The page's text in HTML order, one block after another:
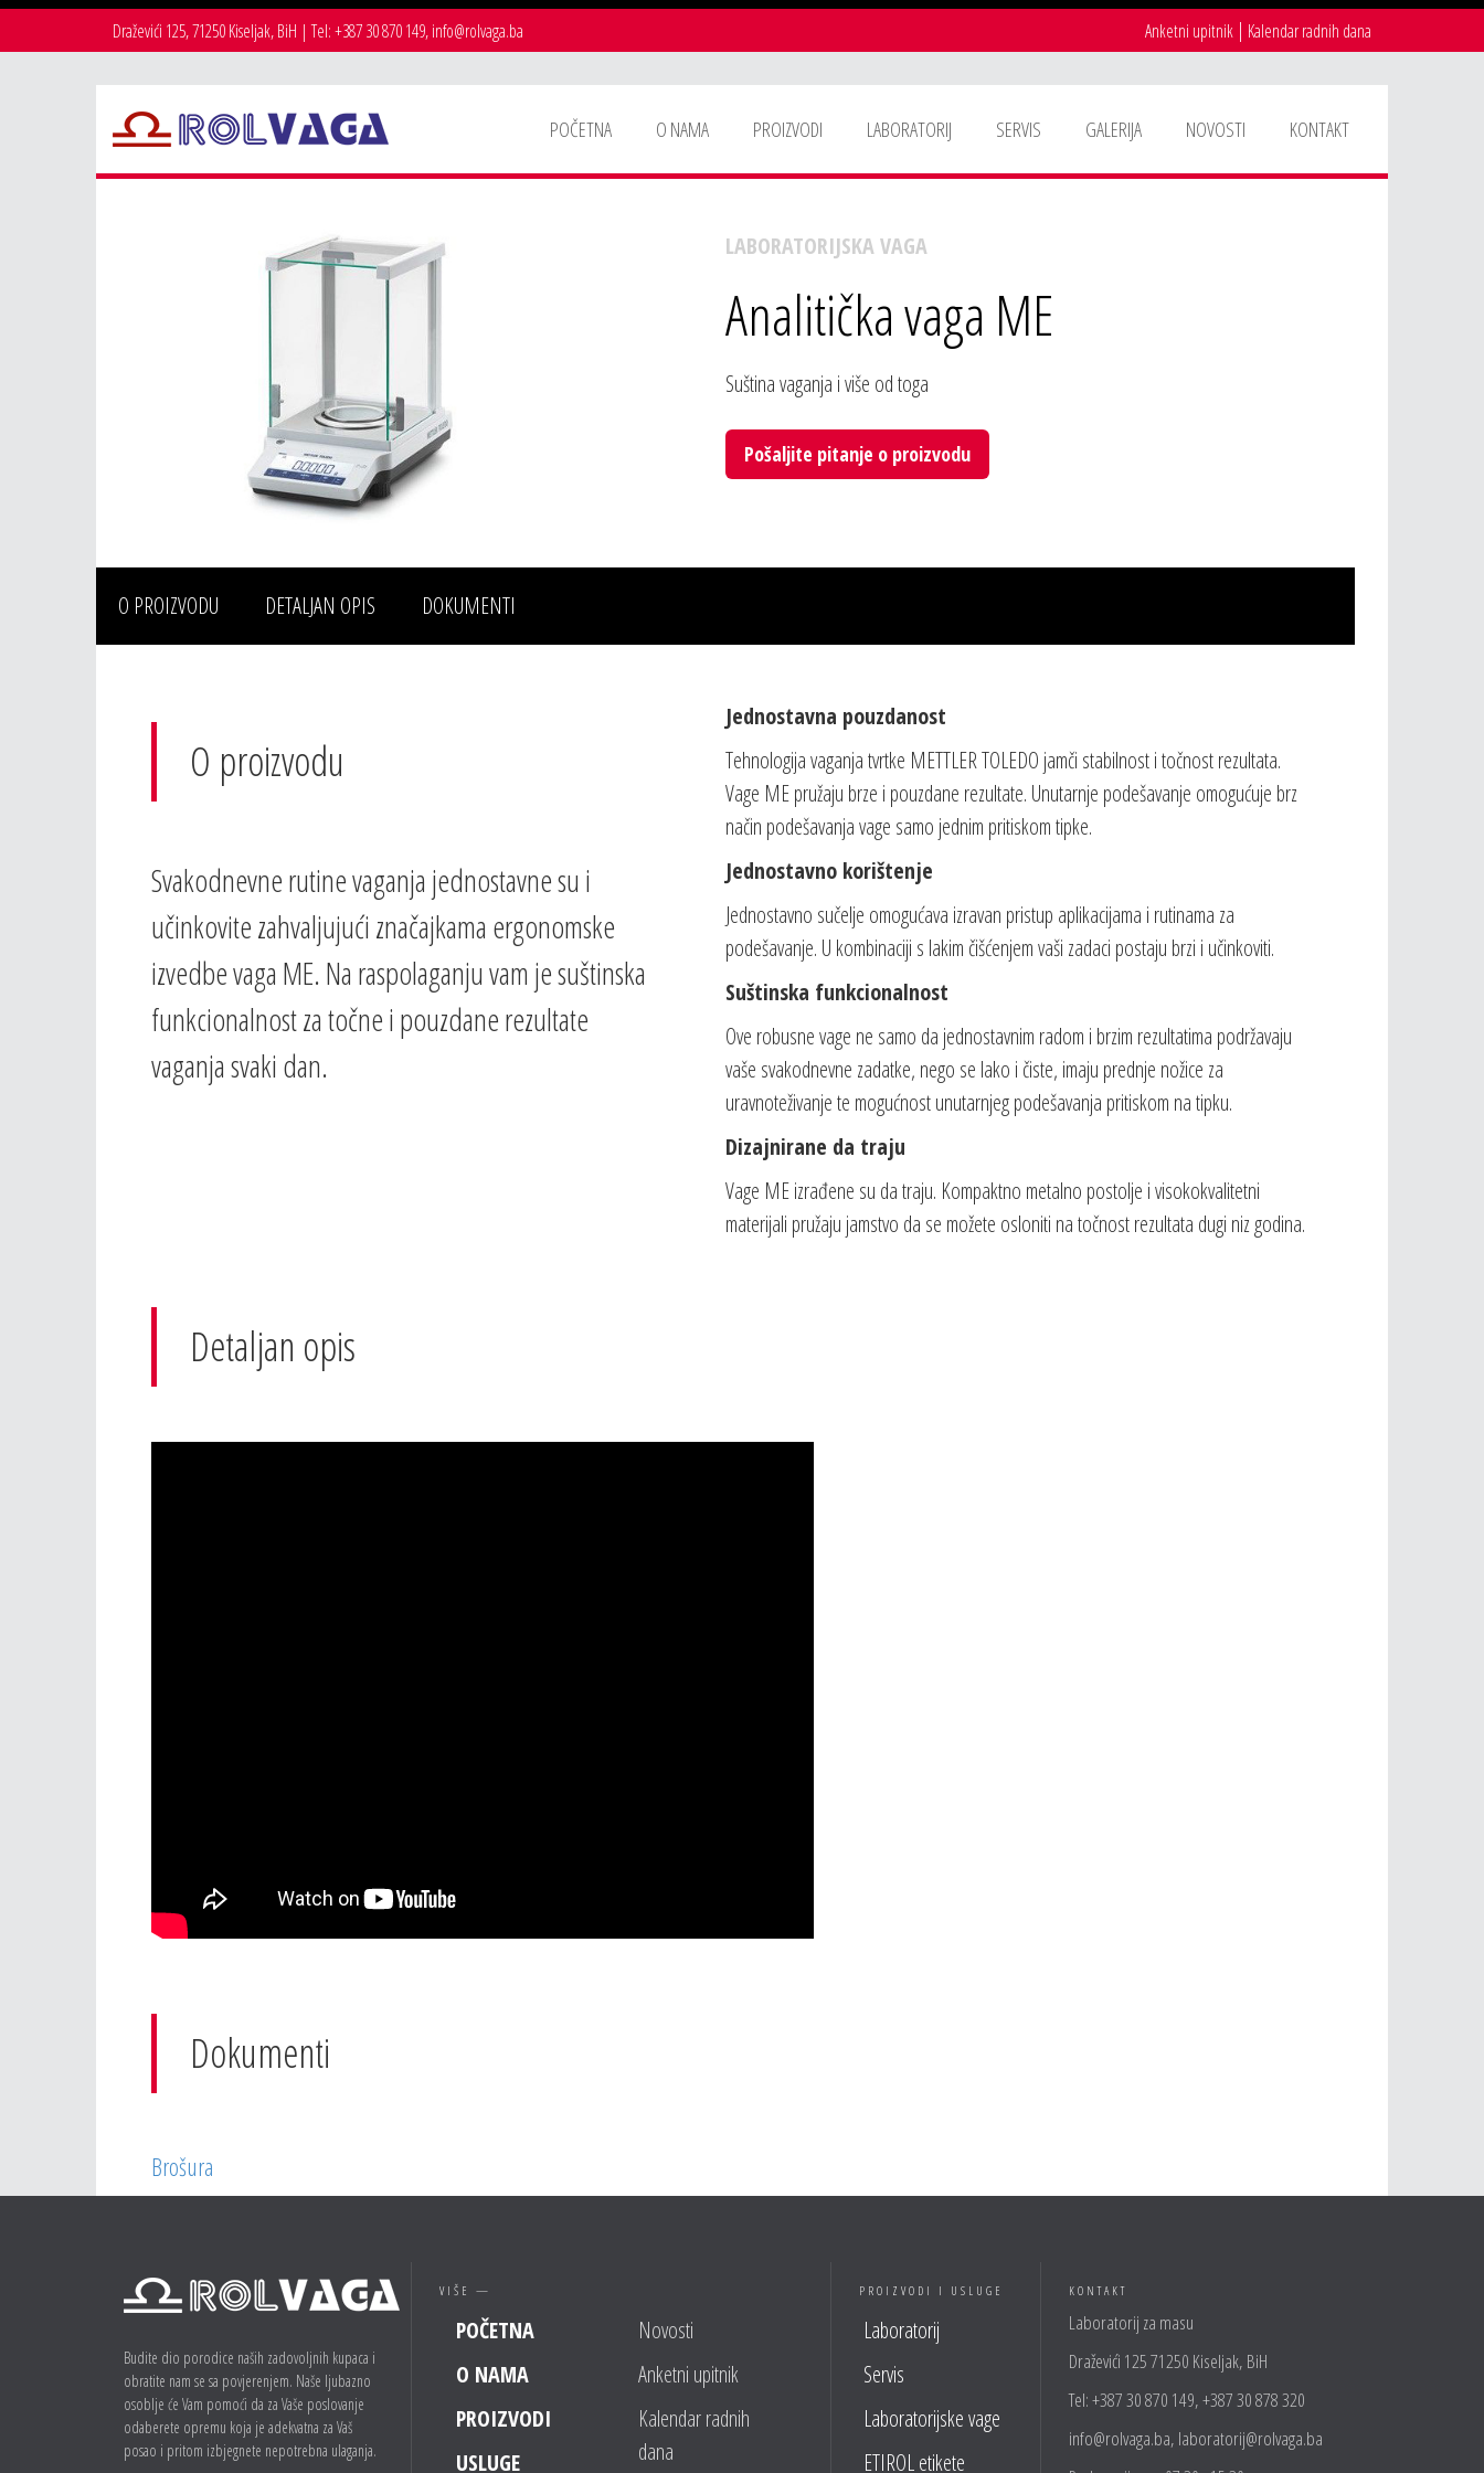
Draževići 125, 71250 Kiseljak, BiH | Tel: +387 30 870 149, info@rolvaga.ba Anketni upitnik | Kalendar radnih dana
POČETNA O NAMA PROIZVODI LABORATORIJ SERVIS GALERIJA NOVOSTI KONTAKT
LABORATORIJSKA VAGA
Analitička vaga ME
Suština vaganja i više od toga
Pošaljite pitanje o proizvodu
O PROIZVODU DETALJAN OPIS DOKUMENTI
O proizvodu
Svakodnevne rutine vaganja jednostavne su i
učinkovite zahvaljujući značajkama ergonomske
izvedbe vaga ME. Na raspolaganju vam je suštinska
funkcionalnost za točne i pouzdane rezultate
vaganja svaki dan.
Jednostavna pouzdanost
Tehnologija vaganja tvrtke METTLER TOLEDO jamči stabilnost i točnost rezultata.
Vage ME pružaju brze i pouzdane rezultate. Unutarnje podešavanje omogućuje brz
način podešavanja vage samo jednim pritiskom tipke.
Jednostavno korištenje
Jednostavno sučelje omogućava izravan pristup aplikacijama i rutinama za
podešavanje. U kombinaciji s lakim čišćenjem vaši zadaci postaju brzi i učinkoviti.
Suštinska funkcionalnost
Ove robusne vage ne samo da jednostavnim radom i brzim rezultatima podržavaju
vaše svakodnevne zadatke, nego se lako i čiste, imaju prednje nožice za
uravnoteživanje te mogućnost unutarnjeg podešavanja pritiskom na tipku.
Dizajnirane da traju
Vage ME izrađene su da traju. Kompaktno metalno postolje i visokokvalitetni
materijali pružaju jamstvo da se možete osloniti na točnost rezultata dugi niz godina.
Detaljan opis
Dokumenti
Brošura
Budite dio porodice naših zadovoljnih kupaca i
obratite nam se sa povjerenjem. Naše ljubazno
osoblje će Vam pomoći da za Vaše poslovanje
odaberete opremu koja je adekvatna za Vaš
posao i pritom izbjegnete nepotrebna ulaganja.
VIŠE —
POČETNA
O NAMA
PROIZVODI
USLUGE
Novosti
Anketni upitnik
Kalendar radnih
dana
PROIZVODI I USLUGE
Laboratorij
Servis
Laboratorijske vage
ETIROL etikete
KONTAKT
Laboratorij za masu
Draževići 125 71250 Kiseljak, BiH
Tel: +387 30 870 149, +387 30 878 320
info@rolvaga.ba, laboratorij@rolvaga.ba